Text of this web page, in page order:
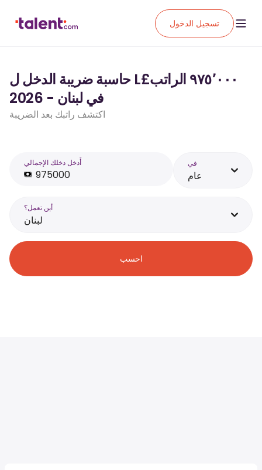
تسجيل الدخول
حاسبة ضريبة الدخل ل L£‏٩٧٥٬٠٠٠ الراتب
في لبنان - 2026
اكتشف راتبك بعد الضريبة
أَدخل دخلك الإجمالي في
عام
أين تعمل؟
لبنان
احسب